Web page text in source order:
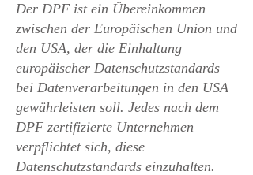
Der DPF ist ein Übereinkommen
zwischen der Europäischen Union und
den USA, der die Einhaltung
europäischer Datenschutzstandards
bei Datenverarbeitungen in den USA
gewährleisten soll. Jedes nach dem
DPF zertifizierte Unternehmen
verpflichtet sich, diese
Datenschutzstandards einzuhalten.